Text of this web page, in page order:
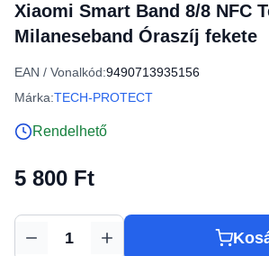
Xiaomi Smart Band 8/8 NFC
Milaneseband Óraszíj fekete
EAN / Vonalkód:9490713935156
Márka:TECH-PROTECT
Rendelhető
5 800 Ft
Mennyiség